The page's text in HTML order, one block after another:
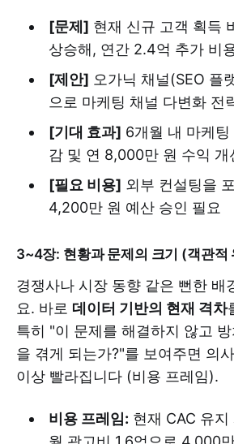
[문제] 현재 신규 고객 획득
상승해, 연간 2.4억 추가 비
[제안] 오가닉 채널(SEO 플
으로 마케팅 채널 다변화 전
[기대 효과] 6개월 내 마케팅
감 및 연 8,000만 원 수익 개
[필요 비용] 외부 컨설팅을
4,200만 원 예산 승인 필요
3~4장: 현황과 문제의 크기 (객관적
경쟁사나 시장 동향 같은 뻔한 배
요. 바로 데이터 기반의 현재 격차
특히 "이 문제를 해결하지 않고
을 겪게 되는가?"를 보여주면 의
이상 빨라집니다 (비용 프레임).
비용 프레임: 현재 CAC 유지